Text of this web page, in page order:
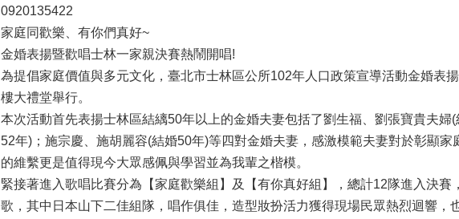
0920135422
家庭同歡樂、有你們真好~
金婚表揚暨歡唱士林一家親決賽熱鬧開唱!
為提倡家庭價值與多元文化，臺北市士林區公所102年人口政策宣導活動金婚表
樓大禮堂舉行。
本次活動首先表揚士林區結縭50年以上的金婚夫妻包括了劉生福、劉張寶貴夫
52年)；施宗慶、施胡麗容(結婚50年)等四對金婚夫妻，感激模範夫妻對於彰顯
的維繫更是值得現今大眾感佩與學習並為我輩之楷模。
緊接著進入歌唱比賽分為【家庭歡樂組】及【有你真好組】，總計12隊進入決
歌，其中日本山下二佳組隊，唱作俱佳，造型妝扮活力獲得現場民眾熱烈迴響